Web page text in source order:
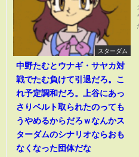
スターダム
中野たむとウナギ・サヤカ対
戦でたむ負けて引退だろ。こ
れ予定調和だろ。上谷にあっ
さりベルト取られたのっても
うやめるからだろｗなんかス
ターダムのシナリオならおも
なくなった団体だな